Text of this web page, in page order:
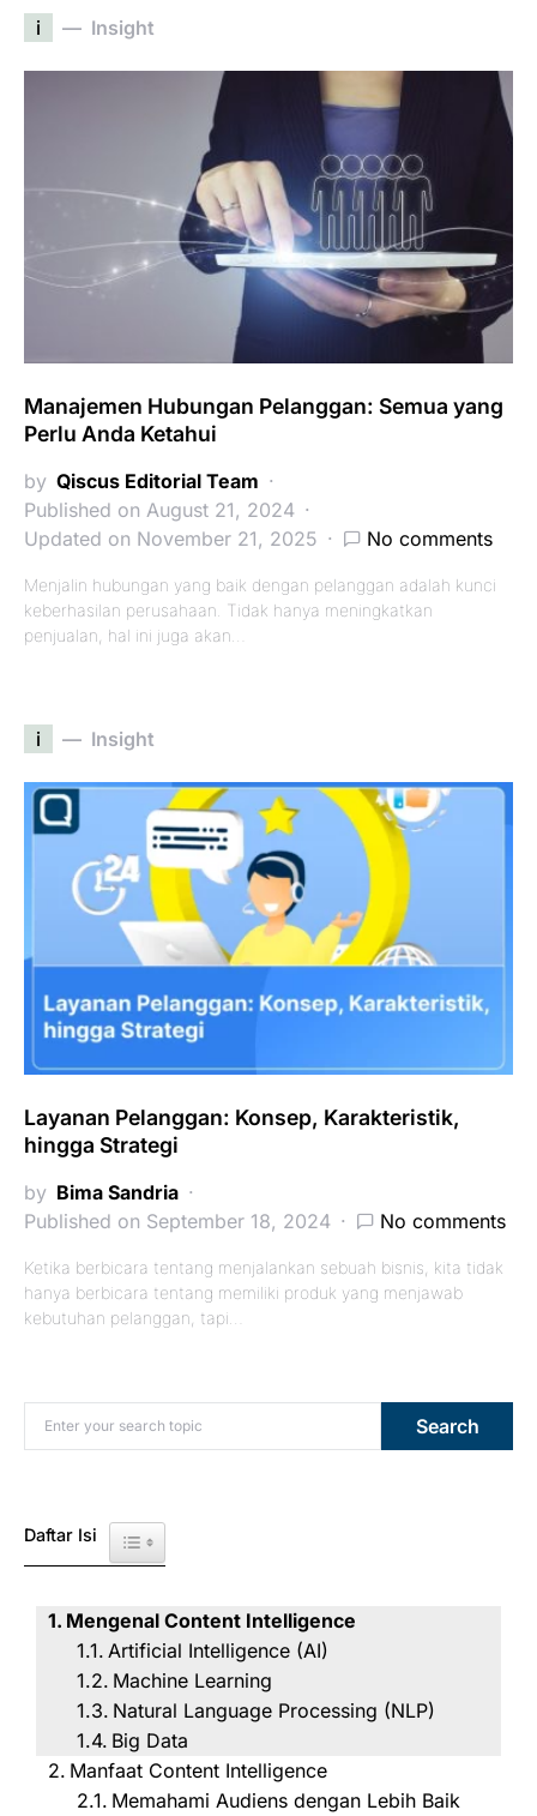
i Insight
Manajemen Hubungan Pelanggan: Semua yang
Perlu Anda Ketahui
by Qiscus Editorial Team
Published on August 21, 2024
Updated on November 21, 2025
No comments
Menjalin hubungan yang baik dengan pelanggan adalah kunci
keberhasilan perusahaan. Tidak hanya meningkatkan
penjualan, hal ini juga akan…
i Insight
Layanan Pelanggan: Konsep, Karakteristik,
hingga Strategi
by Bima Sandria
Published on September 18, 2024
No comments
Ketika berbicara tentang menjalankan sebuah bisnis, kita tidak
hanya berbicara tentang memiliki produk yang menjawab
kebutuhan pelanggan, tapi…
Search for: Search
Daftar Isi Toggle Table of Content
Mengenal Content Intelligence
Artificial Intelligence (AI)
Machine Learning
Natural Language Processing (NLP)
Big Data
Manfaat Content Intelligence
Memahami Audiens dengan Lebih Baik